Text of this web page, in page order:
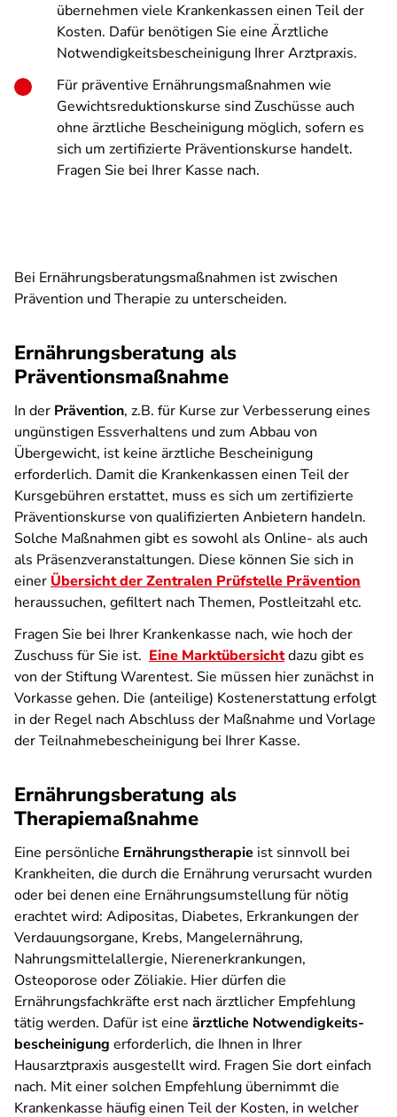
übernehmen viele Krankenkassen einen Teil der
Kosten. Dafür benötigen Sie eine Ärztliche
Notwendigkeits­bescheinigung Ihrer Arztpraxis.
Für präventive Ernährungsmaßnahmen wie
Gewichtsreduktionskurse sind Zuschüsse auch
ohne ärztliche Bescheinigung möglich, sofern es
sich um zertifizierte Präventionskurse handelt.
Fragen Sie bei Ihrer Kasse nach.
Bei Ernährungsberatungsmaßnahmen ist zwischen
Prävention und Therapie zu unterscheiden.
Ernährungsberatung als
Präventionsmaßnahme
In der Prävention, z.B. für Kurse zur Verbesserung eines
ungünstigen Essverhaltens und zum Abbau von
Übergewicht, ist keine ärztliche Bescheinigung
erforderlich. Damit die Krankenkassen einen Teil der
Kursgebühren erstattet, muss es sich um zertifizierte
Präventionskurse von qualifizierten Anbietern handeln.
Solche Maßnahmen gibt es sowohl als Online- als auch
als Präsenzveranstaltungen. Diese können Sie sich in
einer Übersicht der Zentralen Prüfstelle Prävention
heraussuchen, gefiltert nach Themen, Postleitzahl etc.
Fragen Sie bei Ihrer Krankenkasse nach, wie hoch der
Zuschuss für Sie ist. Eine Marktübersichtdazu gibt es
von der Stiftung Warentest. Sie müssen hier zunächst in
Vorkasse gehen. Die (anteilige) Kostenerstattung erfolgt
in der Regel nach Abschluss der Maßnahme und Vorlage
der Teilnahmebescheinigung bei Ihrer Kasse.
Ernährungsberatung als
Therapiemaßnahme
Eine persönliche Ernährungstherapie ist sinnvoll bei
Krankheiten, die durch die Ernährung verursacht wurden
oder bei denen eine Ernährungsumstellung für nötig
erachtet wird: Adipositas, Diabetes, Erkrankungen der
Verdauungsorgane, Krebs, Mangelernährung,
Nahrungsmittelallergie, Nierenerkrankungen,
Osteoporose oder Zöliakie. Hier dürfen die
Ernährungsfachkräfte erst nach ärztlicher Empfehlung
tätig werden. Dafür ist eine ärztliche Notwendigkeits­
bescheinigung erforderlich, die Ihnen in Ihrer
Hausarztpraxis ausgestellt wird. Fragen Sie dort einfach
nach. Mit einer solchen Empfehlung übernimmt die
Krankenkasse häufig einen Teil der Kosten, in welcher